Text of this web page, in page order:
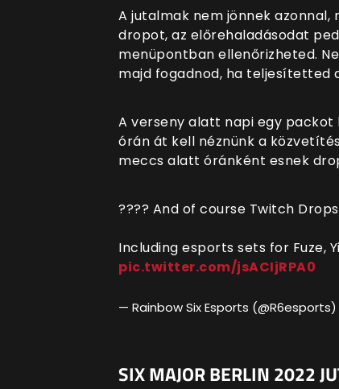
A jutalmak nem jönnek azonnal,
dropot, az előrehaladásodat
menüpontban ellenőrizheted.
majd fogadnod, ha teljesítetted
A verseny alatt napi egy packot
órán át kell néznünk a
meccs alatt óránként esnek
???? And of course Twitch
Including esports sets for Fuze,
pic.twitter.com/jsACIjRPA0
— Rainbow Six Esports (@R6esports)
SIX MAJOR BERLIN 2022